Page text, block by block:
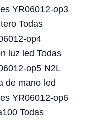
YR06012-op3
Todas
op4
luz led Todas
op5 N2L
de mano led
YR06012-op6
Todas